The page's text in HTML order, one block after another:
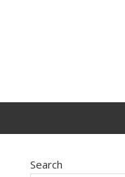
Search